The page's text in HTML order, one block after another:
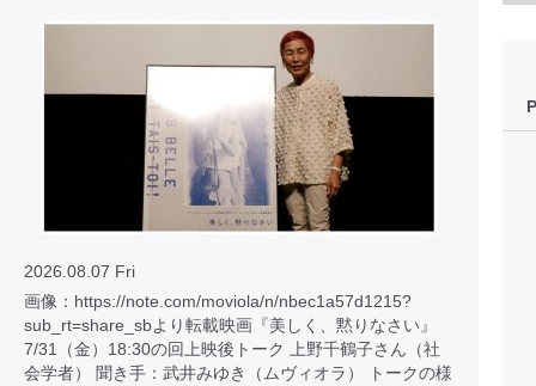
2026.08.07 Fri
画像：https://note.com/moviola/n/nbec1a57d1215?
sub_rt=share_sbより転載映画『美しく、黙りなさい』
7/31（金）18:30の回上映後トーク 上野千鶴子さん（社
会学者） 聞き手：武井みゆき（ムヴィオラ） トークの様